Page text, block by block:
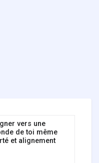
vers une
de toi même
et alignement